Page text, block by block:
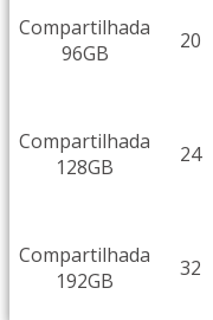
Compartilhada
96GB
20
Compartilhada
128GB
24
Compartilhada
192GB
32